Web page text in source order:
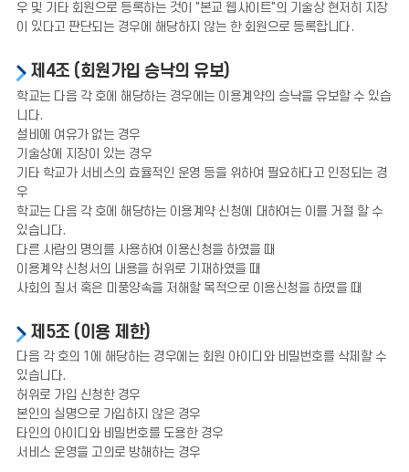
우 및 기타 회원으로 등록하는 것이 "본교 웹사이트"의 기술상 현저히 지장
이 있다고 판단되는 경우에 해당하지 않는 한 회원으로 등록합니다.
제4조 (회원가입 승낙의 유보)
학교는 다음 각 호에 해당하는 경우에는 이용계약의 승낙을 유보할 수 있습
니다.
설비에 여유가 없는 경우
기술상에 지장이 있는 경우
기타 학교가 서비스의 효율적인 운영 등을 위하여 필요하다고 인정되는 경
우
학교는 다음 각 호에 해당하는 이용계약 신청에 대하여는 이를 거절 할 수
있습니다.
다른 사람의 명의를 사용하여 이용신청을 하였을 때
이용계약 신청서의 내용을 허위로 기재하였을 때
사회의 질서 혹은 미풍양속을 저해할 목적으로 이용신청을 하였을 때
제5조 (이용 제한)
다음 각 호의 1에 해당하는 경우에는 회원 아이디와 비밀번호를 삭제할 수
있습니다.
허위로 가입 신청한 경우
본인의 실명으로 가입하지 않은 경우
타인의 아이디와 비밀번호를 도용한 경우
서비스 운영을 고의로 방해하는 경우